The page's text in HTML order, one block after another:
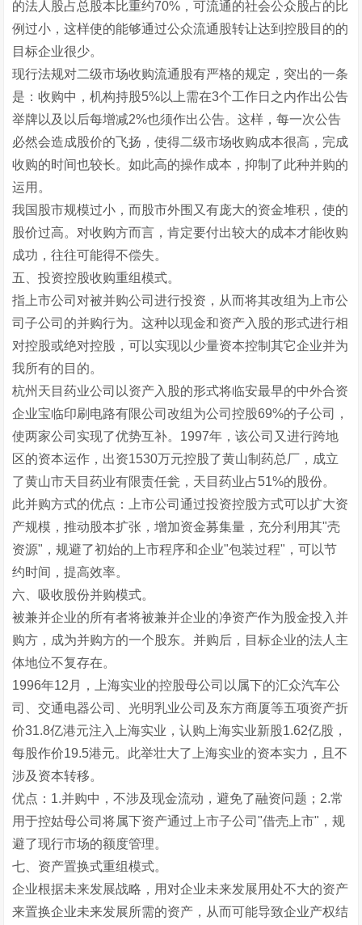
的法人股占总股本比重约70%，可流通的社会公众股占的比
例过小，这样使的能够通过公众流通股转让达到控股目的的
目标企业很少。
现行法规对二级市场收购流通股有严格的规定，突出的一条
是：收购中，机构持股5%以上需在3个工作日之内作出公告
举牌以及以后每增减2%也须作出公告。这样，每一次公告
必然会造成股价的飞扬，使得二级市场收购成本很高，完成
收购的时间也较长。如此高的操作成本，抑制了此种并购的
运用。
我国股市规模过小，而股市外围又有庞大的资金堆积，使的
股价过高。对收购方而言，肯定要付出较大的成本才能收购
成功，往往可能得不偿失。
五、投资控股收购重组模式。
指上市公司对被并购公司进行投资，从而将其改组为上市公
司子公司的并购行为。这种以现金和资产入股的形式进行相
对控股或绝对控股，可以实现以少量资本控制其它企业并为
我所有的目的。
杭州天目药业公司以资产入股的形式将临安最早的中外合资
企业宝临印刷电路有限公司改组为公司控股69%的子公司，
使两家公司实现了优势互补。1997年，该公司又进行跨地
区的资本运作，出资1530万元控股了黄山制药总厂，成立
了黄山市天目药业有限责任瓮，天目药业占51%的股份。
此并购方式的优点：上市公司通过投资控股方式可以扩大资
产规模，推动股本扩张，增加资金募集量，充分利用其"壳
资源"，规避了初始的上市程序和企业"包装过程"，可以节
约时间，提高效率。
六、吸收股份并购模式。
被兼并企业的所有者将被兼并企业的净资产作为股金投入并
购方，成为并购方的一个股东。并购后，目标企业的法人主
体地位不复存在。
1996年12月，上海实业的控股母公司以属下的汇众汽车公
司、交通电器公司、光明乳业公司及东方商厦等五项资产折
价31.8亿港元注入上海实业，认购上海实业新股1.62亿股，
每股作价19.5港元。此举壮大了上海实业的资本实力，且不
涉及资本转移。
优点：1.并购中，不涉及现金流动，避免了融资问题；2.常
用于控姑母公司将属下资产通过上市子公司"借壳上市"，规
避了现行市场的额度管理。
七、资产置换式重组模式。
企业根据未来发展战略，用对企业未来发展用处不大的资产
来置换企业未来发展所需的资产，从而可能导致企业产权结